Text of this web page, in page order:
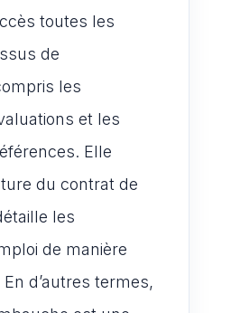
toutes les
de
les
et les
Elle
du contrat de
les
de manière
d’autres termes,